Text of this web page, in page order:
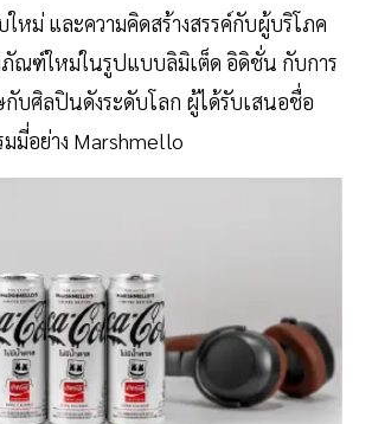
หม่ และความคิดสร้างสรรค์กับผู้บริโภค
ณฑ์ใหม่ในรูปแบบลิมิเต็ด อิดิชั่น กับการ
กับศิลปินดังระดับโลก ผู้ได้รับเสนอชื่อ
มมี่อย่าง Marshmello